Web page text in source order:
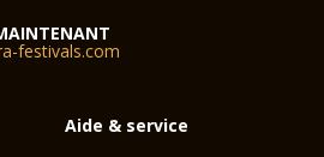
festivals.com
Aide & service